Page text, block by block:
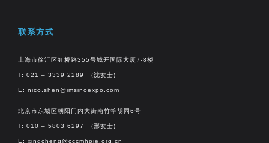
联系方式
上海市徐汇区虹桥路355号城开国际大厦7-8楼
T: 021 – 3339 2289 (沈女士)
E: nico.shen@imsinoexpo.com
北京市东城区朝阳门内大街南竹竿胡同6号
T: 010 – 5803 6297 (邢女士)
E: xingcheng@cccmhpie.org.cn